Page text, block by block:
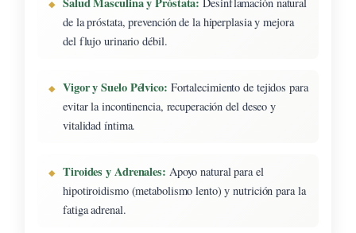
de la próstata, prevención de la hiperplasia y mejora
del flujo urinario débil.
Vigor y Suelo Pélvico: Fortalecimiento de tejidos para
evitar la incontinencia, recuperación del deseo y
vitalidad íntima.
Tiroides y Adrenales: Apoyo natural para el
hipotiroidismo (metabolismo lento) y nutrición para la
fatiga adrenal.